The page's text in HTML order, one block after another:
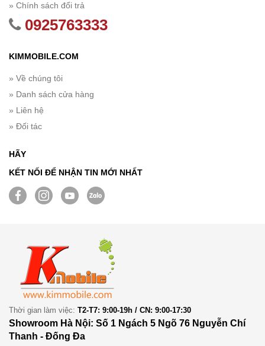
» Chính sách đổi trả
0925763333
KIMMOBILE.COM
» Về chúng tôi
» Danh sách cửa hàng
» Liên hệ
» Đối tác
HÃY
KẾT NỐI ĐỂ NHẬN TIN MỚI NHẤT
Thời gian làm việc: T2-T7: 9:00-19h / CN: 9:00-17:30
Showroom Hà Nội: Số 1 Ngách 5 Ngõ 76 Nguyễn Chí
Thanh - Đống Đa